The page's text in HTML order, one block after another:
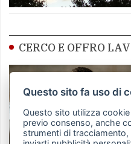
CERCO E OFFRO
Questo sito fa uso di
Questo sito utilizza
previo consenso, anche
strumenti di